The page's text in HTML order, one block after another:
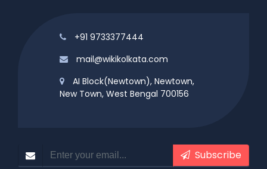
+91 9733377444
mail@wikikolkata.com
AI Block(Newtown), Newtown,
New Town, West Bengal 700156
Subscribe